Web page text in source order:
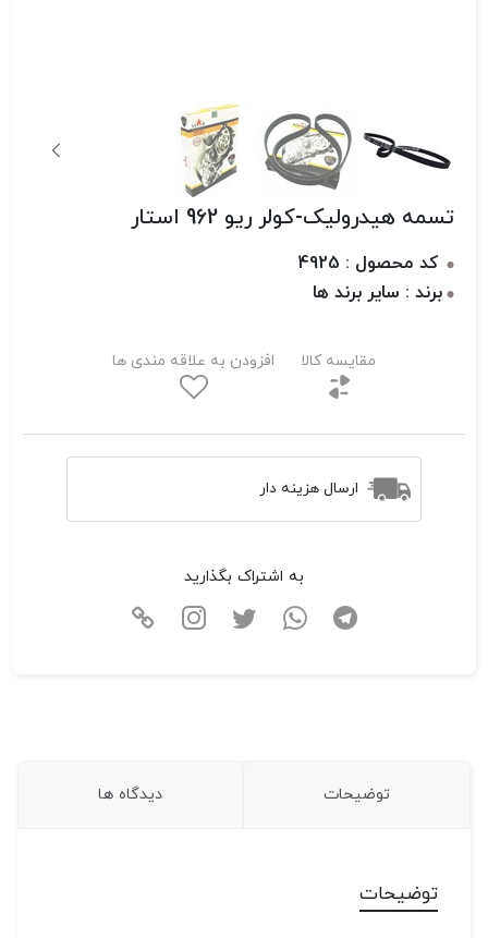
تسمه هیدرولیک-کولر ریو 962 استار
کد محصول : 4925
برند : سایر برند ها
مقایسه کالا افزودن به علاقه مندی ها
ارسال هزینه دار
به اشتراک بگذارید
توضیحات دیدگاه ها
توضیحات